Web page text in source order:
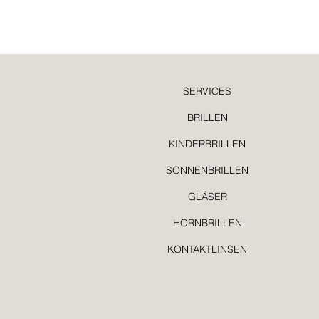
SERVICES
BRILLEN
KINDERBRILLEN
SONNENBRILLEN
GLÄSER
HORNBRILLEN
KONTAKTLINSEN